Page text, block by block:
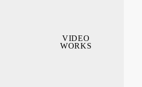
VIDEO
WORKS